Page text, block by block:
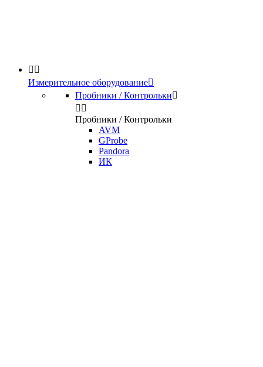
 
Измерительное оборудование
Пробники / Контрольки
 
Пробники / Контрольки
AVM
GProbe
Pandora
ИК